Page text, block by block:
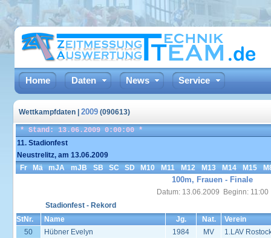
Home Daten News Service
Wettkampfdaten | 2009 (090613)
* Stand: 13.06.2009 0:00:00 *
11. Stadionfest
Neustrelitz, am 13.06.2009
Fr
Mä mJA mJB SB SC SD M10 M11 M12 M13 M14 M15
100m, Frauen - Finale
Datum: 13.06.2009 Beginn: 11:00
Stadionfest - Rekord
StNr.
Name Jg. Nat.
Verein
50
Hübner Evelyn 1984 MV 1.LAV